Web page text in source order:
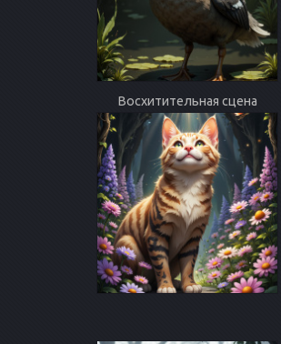
Восхитительная сцена